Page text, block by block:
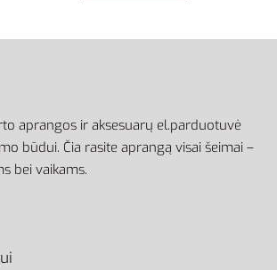
aprangos ir aksesuarų el.parduotuvė
būdui. Čia rasite aprangą visai šeimai –
bei vaikams.